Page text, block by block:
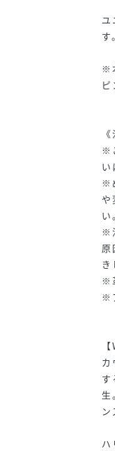
ユ
す。
※
※
い
※
や
い。
※
原
き
※
※
カ
す
生
ハ